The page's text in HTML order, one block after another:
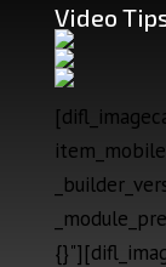
Video